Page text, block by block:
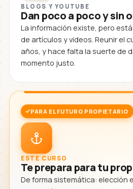
BLOGS Y YOUTUBE
Dan poco a poco y sin
La información existe, pero
de artículos y videos. Reunir el
años, y hace falta la suerte de
momento justo.
PARA EL FUTURO PROPIETARIO
ESTE CURSO
Te prepara para tu
De forma sistemática: elección